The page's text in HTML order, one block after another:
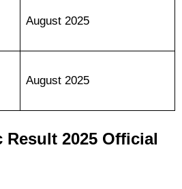
August 2025
August 2025
Result 2025 Official